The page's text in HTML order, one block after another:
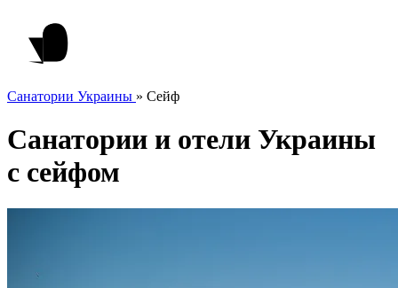
Санатории Украины » Сейф
Санатории и отели Украины
с сейфом